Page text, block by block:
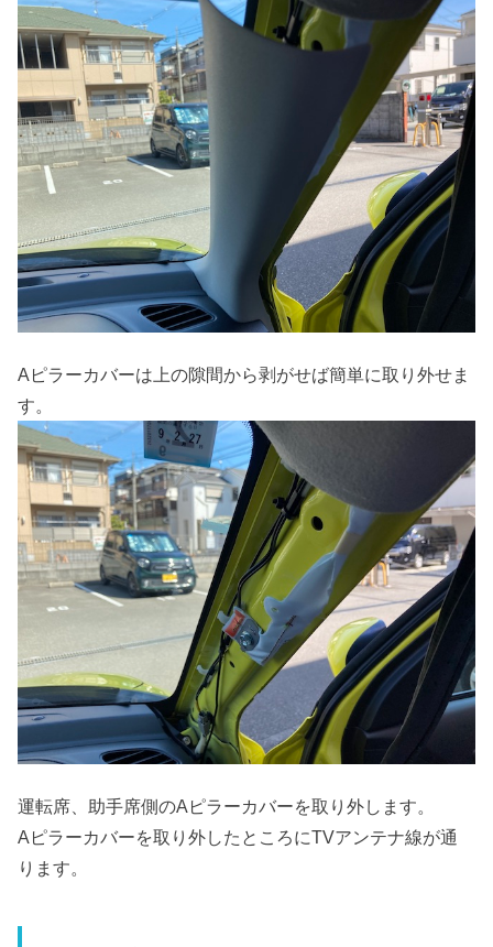
Aピラーカバーは上の隙間から剥がせば簡単に取り外せま
す。
運転席、助手席側のAピラーカバーを取り外します。
Aピラーカバーを取り外したところにTVアンテナ線が通
ります。